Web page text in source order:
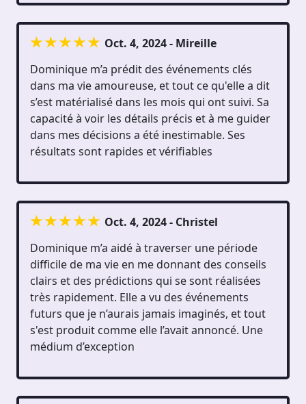
Oct. 4, 2024 - Mireille
Dominique m’a prédit des événements clés
dans ma vie amoureuse, et tout ce qu'elle a dit
s’est matérialisé dans les mois qui ont suivi. Sa
capacité à voir les détails précis et à me guider
dans mes décisions a été inestimable. Ses
résultats sont rapides et vérifiables
Oct. 4, 2024 - Christel
Dominique m’a aidé à traverser une période
difficile de ma vie en me donnant des conseils
clairs et des prédictions qui se sont réalisées
très rapidement. Elle a vu des événements
futurs que je n’aurais jamais imaginés, et tout
s'est produit comme elle l’avait annoncé. Une
médium d’exception